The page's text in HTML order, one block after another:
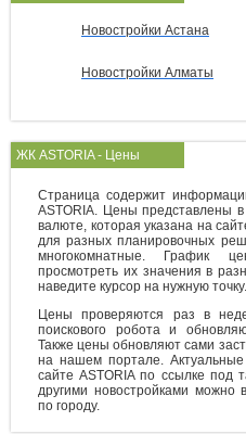
Новостройки Астана
Новостройки Алматы
ЖК ASTORIA - Цены
Страница содержит
ASTORIA. Цены представлены
валюте, которая указана на
для разных планировочных
многокомнатные. График
просмотреть их значения в
наведите курсор на нужную точку.
Цены проверяются раз в
поискового робота и
Также цены обновляют сами
на нашем портале.
сайте ASTORIA по ссылке под
другими новостройками можно
по городу.